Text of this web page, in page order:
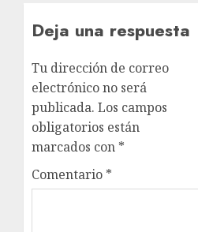
Deja una respuesta
Tu dirección de correo
electrónico no será
publicada. Los campos
obligatorios están
marcados con *
Comentario *